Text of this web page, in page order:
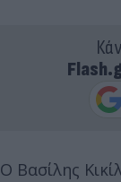
Ο Βασίλης